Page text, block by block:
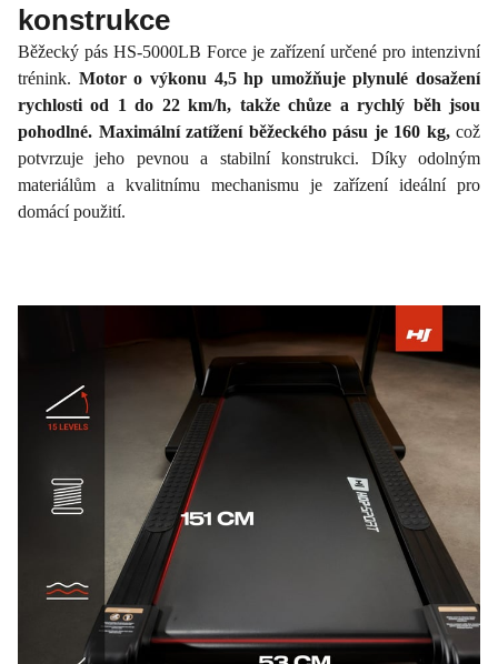
konstrukce
Běžecký pás HS-5000LB Force je zařízení určené pro intenzivní
trénink. Motor o výkonu 4,5 hp umožňuje plynulé dosažení
rychlosti od 1 do 22 km/h, takže chůze a rychlý běh jsou
pohodlné. Maximální zatížení běžeckého pásu je 160 kg,což
potvrzuje jeho pevnou a stabilní konstrukci. Díky odolným
materiálům a kvalitnímu mechanismu je zařízení ideální pro
domácí použití.